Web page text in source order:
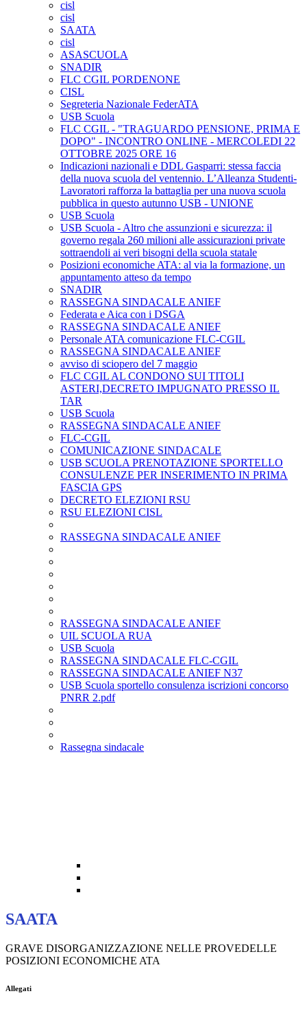
cisl
cisl
SAATA
cisl
ASASCUOLA
SNADIR
FLC CGIL PORDENONE
CISL
Segreteria Nazionale FederATA
USB Scuola
FLC CGIL - "TRAGUARDO PENSIONE, PRIMA E
DOPO" - INCONTRO ONLINE - MERCOLEDI 22
OTTOBRE 2025 ORE 16
Indicazioni nazionali e DDL Gasparri: stessa faccia
della nuova scuola del ventennio. L’Alleanza Studenti-
Lavoratori rafforza la battaglia per una nuova scuola
pubblica in questo autunno USB - UNIONE
USB Scuola
USB Scuola - Altro che assunzioni e sicurezza: il
governo regala 260 milioni alle assicurazioni private
sottraendoli ai veri bisogni della scuola statale
Posizioni economiche ATA: al via la formazione, un
appuntamento atteso da tempo
SNADIR
RASSEGNA SINDACALE ANIEF
Federata e Aica con i DSGA
RASSEGNA SINDACALE ANIEF
Personale ATA comunicazione FLC-CGIL
RASSEGNA SINDACALE ANIEF
avviso di sciopero del 7 maggio
FLC CGIL AL CONDONO SUI TITOLI
ASTERI,DECRETO IMPUGNATO PRESSO IL
TAR
USB Scuola
RASSEGNA SINDACALE ANIEF
FLC-CGIL
COMUNICAZIONE SINDACALE
USB SCUOLA PRENOTAZIONE SPORTELLO
CONSULENZE PER INSERIMENTO IN PRIMA
FASCIA GPS
DECRETO ELEZIONI RSU
RSU ELEZIONI CISL
RASSEGNA SINDACALE ANIEF
RASSEGNA SINDACALE ANIEF
UIL SCUOLA RUA
USB Scuola
RASSEGNA SINDACALE FLC-CGIL
RASSEGNA SINDACALE ANIEF N37
USB Scuola sportello consulenza iscrizioni concorso
PNRR 2.pdf
Rassegna sindacale
SAATA
GRAVE DISORGANIZZAZIONE NELLE PROVEDELLE
POSIZIONI ECONOMICHE ATA
Allegati